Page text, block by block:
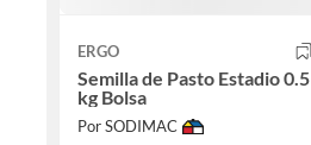
ERGO
Semilla de Pasto Estadio 0.5
kg Bolsa
Por SODIMAC